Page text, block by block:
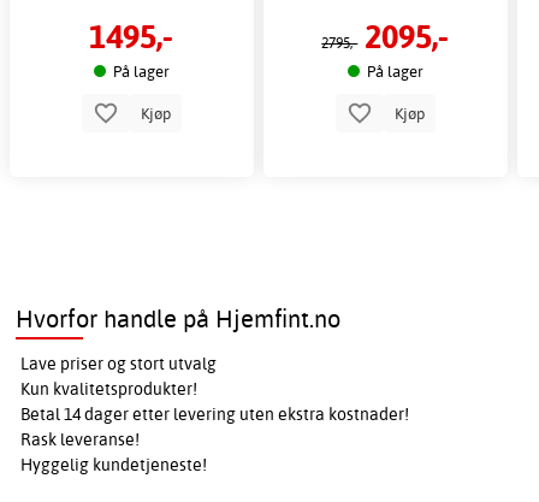
1495,-
På lager
Kjøp
2795,- 2095,-
På lager
Kjøp
Hvorfor handle på Hjemfint.no
Lave priser og stort utvalg
Kun kvalitetsprodukter!
Betal 14 dager etter levering uten ekstra kostnader!
Rask leveranse!
Hyggelig kundetjeneste!